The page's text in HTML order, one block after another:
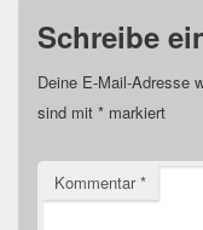
Schreibe
Deine E-Mail-Adresse
sind mit * markiert
Kommentar*